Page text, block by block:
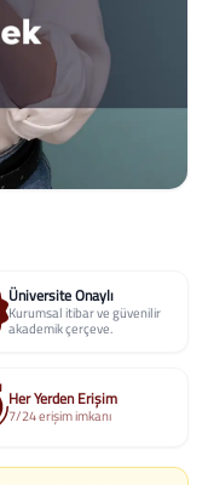
Üniversite Onaylı
Kurumsal itibar ve güvenilir
akademik çerçeve.
Her Yerden Erişim
7/24 erişim imkanı